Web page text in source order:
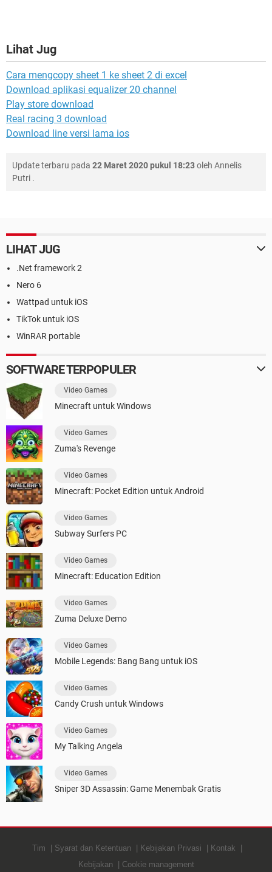
Lihat Jug
Cara mengcopy sheet 1 ke sheet 2 di excel
Download aplikasi equalizer 20 channel
Play store download
Real racing 3 download
Download line versi lama ios
Update terbaru pada 22 Maret 2020 pukul 18:23oleh Annelis
Putri .
LIHAT JUG
.Net framework 2
Nero 6
Wattpad untuk iOS
TikTok untuk iOS
WinRAR portable
SOFTWARE TERPOPULER
Video Games
Minecraft untuk Windows
Video Games
Zuma's Revenge
Video Games
Minecraft: Pocket Edition untuk Android
Video Games
Subway Surfers PC
Video Games
Minecraft: Education Edition
Video Games
Zuma Deluxe Demo
Video Games
Mobile Legends: Bang Bang untuk iOS
Video Games
Candy Crush untuk Windows
Video Games
My Talking Angela
Video Games
Sniper 3D Assassin: Game Menembak Gratis
Tim Syarat dan Ketentuan Kebijakan Privasi
Kontak
Kebijakan
Cookie management